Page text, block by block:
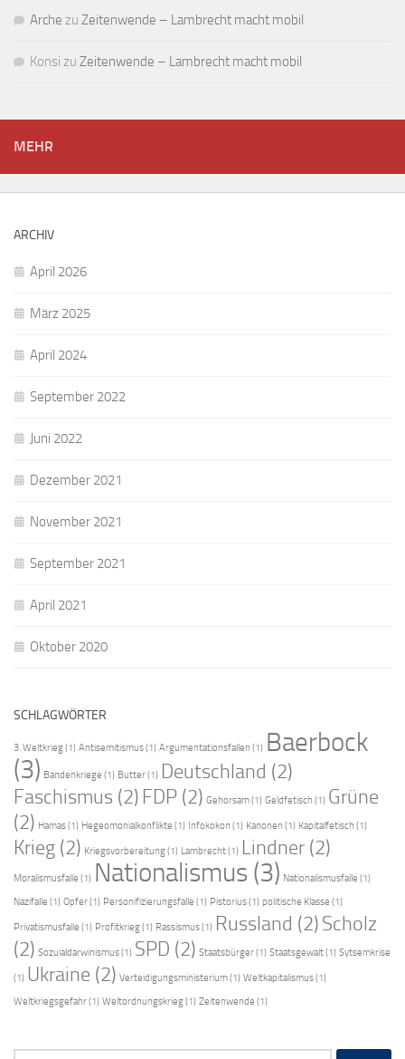
Arche zu Zeitenwende – Lambrecht macht mobil
Konsi zu Zeitenwende – Lambrecht macht mobil
MEHR
ARCHIV
April 2026
März 2025
April 2024
September 2022
Juni 2022
Dezember 2021
November 2021
September 2021
April 2021
Oktober 2020
SCHLAGWÖRTER
3. Weltkrieg(1) Antisemitismus(1) Argumentationsfallen (1) Baerbock
(3) Bandenkriege (1) Butter(1) Deutschland (2)
Faschismus (2) FDP (2) Gehorsam(1) Geldfetisch (1) Grüne
(2) Hamas(1) Hegeomonialkonflikte (1) Infokokon (1) Kanonen (1) Kapitalfetisch (1)
Krieg (2) Kriegsvorbereitung(1) Lambrecht(1) Lindner (2)
Moralismusfalle (1) Nationalismus (3) Nationalismusfalle (1)
Nazifalle (1) Opfer(1) Personifizierungsfalle (1) Pistorius(1) politische Klasse (1)
Privatismusfalle (1) Profitkrieg(1) Rassismus(1) Russland (2)Scholz
(2) Sozuialdarwinismus(1) SPD (2) Staatsbürger(1) Staatsgewalt(1) Sytsemkrise
(1) Ukraine (2) Verteidigungsministerium(1) Weltkapitalismus(1)
Weltkriegsgefahr(1) Weltordnungskrieg(1) Zeitenwende (1)